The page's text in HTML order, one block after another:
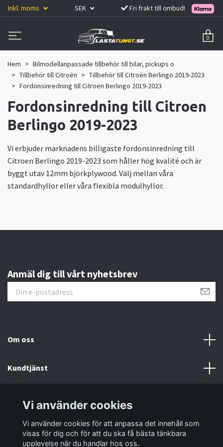
Inkl. moms SEK Fri frakt till ombud!
0
Hem
Bilmodellanpassade tillbehör till bilar, pickups o
Tillbehör till Citroën
Tillbehör till Citroën Berlingo 2019-2023
Fordonsinredning till Citroen Berlingo 2019-2023
Fordonsinredning till Citroen
Berlingo 2019-2023
Vi erbjuder marknadens billigaste fordonsinredning till
Citroen Berlingo 2019-2023 som håller hög kvalité och är
byggt utav 12mm björkplywood. Välj mellan våra
standardhyllor eller våra flexibla modulhyllor.
Anmäl dig till vårt nyhetsbrev
Om oss
Kundtjänst
Sociala medier
Vi använder cookies
Vi använder cookies för att anpassa det innehåll som
visas för dig och för att du ska få bästa tänkbara
upplevelse när du handlar hos oss.